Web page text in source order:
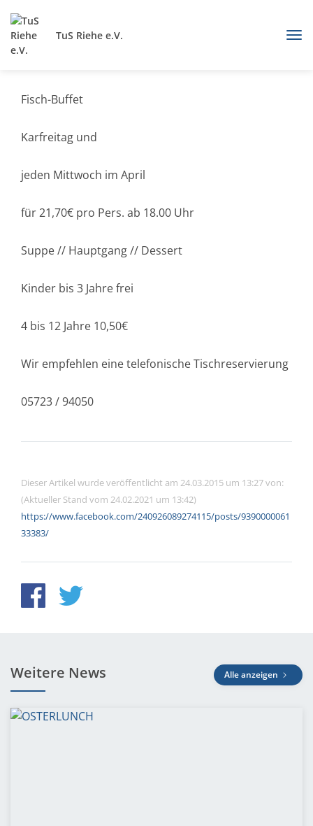
TuS Riehe e.V.
Fisch-Buffet
Karfreitag und
jeden Mittwoch im April
für 21,70€ pro Pers. ab 18.00 Uhr
Suppe // Hauptgang // Dessert
Kinder bis 3 Jahre frei
4 bis 12 Jahre 10,50€
Wir empfehlen eine telefonische Tischreservierung
05723 / 94050
Dieser Artikel wurde veröffentlicht am 24.03.2015 um 13:27 von:
(Aktueller Stand vom 24.02.2021 um 13:42)
https://www.facebook.com/240926089274115/posts/9390000061
33383/
Weitere News Alle anzeigen